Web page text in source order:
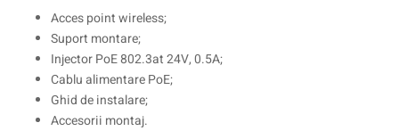
Acces point wireless;
Suport montare;
Injector PoE 802.3at 24V, 0.5A;
Cablu alimentare PoE;
Ghid de instalare;
Accesorii montaj.